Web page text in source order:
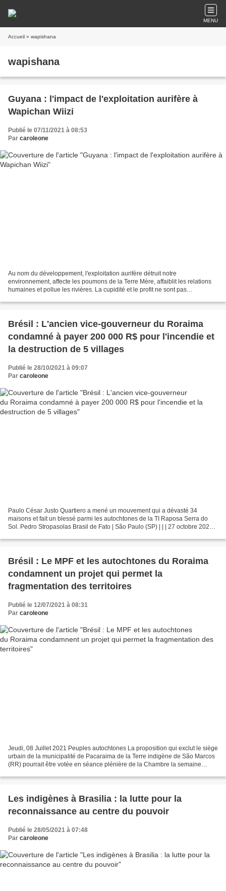
MENU
Accueil » wapishana
wapishana
Guyana : l'impact de l'exploitation aurifère à
Wapichan Wiizi
Publié le 07/11/2021 à 08:53
Par caroleone
Au nom du développement, l'exploitation aurifère détruit notre
environnement, affecte les poumons de la Terre Mère, affaiblit les relations
humaines et pollue les rivières. La cupidité et le profit ne sont pas
Brésil : L'ancien vice-gouverneur du Roraima
condamné à payer 200 000 R$ pour l'incendie et
la destruction de 5 villages
Publié le 28/10/2021 à 09:07
Par caroleone
Paulo César Justo Quartiero a mené un mouvement qui a dévasté 34
maisons et fait un blessé parmi les autochtones de la TI Raposa Serra do
Sol. Pedro Stropasolas Brasil de Fato | São Paulo (SP) | | | 27 octobre 2021 à
Brésil : Le MPF et les autochtones du Roraima
condamnent un projet qui permet la
fragmentation des territoires
Publié le 12/07/2021 à 08:31
Par caroleone
Jeudi, 08 Juillet 2021 Peuples autochtones La proposition qui exclut le siège
urbain de la municipalité de Pacaraima de la Terre indigène de São Marcos
(RR) pourrait être votée en séance plénière de la Chambre la semaine
Les indigènes à Brasilia : la lutte pour la
reconnaissance au centre du pouvoir
Publié le 28/05/2021 à 07:48
Par caroleone